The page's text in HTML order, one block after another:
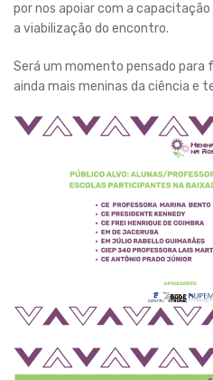
por nos apoiar com a
a viabilização do encontro.
Será um momento pensado para
ainda mais meninas da ciência e